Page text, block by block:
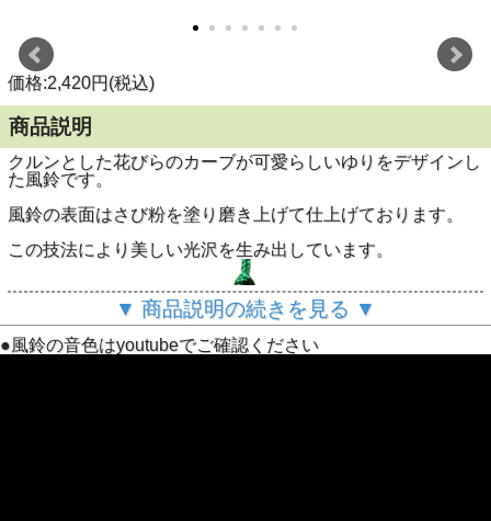
価格:2,420円(税込)
商品説明
クルンとした花びらのカーブが可愛らしいゆりをデザインし
た風鈴です。
風鈴の表面はさび粉を塗り磨き上げて仕上げております。
この技法により美しい光沢を生み出しています。
▼ 商品説明の続きを見る ▼
●風鈴の音色はyoutubeでご確認ください